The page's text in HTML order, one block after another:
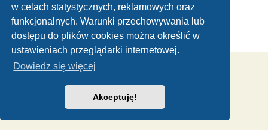
w celach statystycznych, reklamowych oraz
funkcjonalnych. Warunki przechowywania lub
dostępu do plików cookies można określić w
ustawieniach przeglądarki internetowej.
Dowiedz się więcej
Akceptuję!
Dinozaury.com© 2006-2020
Technologię dostarczaphpBB® Forum Software © phpBB Limited
Zasady ochrony danych osobowych|Regulamin